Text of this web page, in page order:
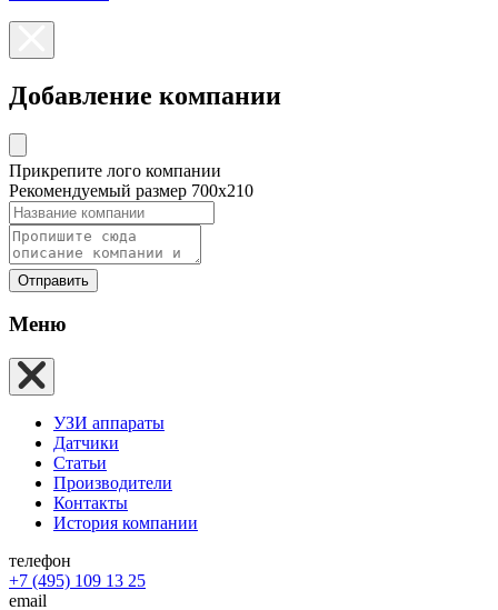
Добавление компании
Прикрепите лого компании
Рекомендуемый размер 700х210
Отправить
Меню
УЗИ аппараты
Датчики
Статьи
Производители
Контакты
История компании
телефон
+7 (495) 109 13 25
email